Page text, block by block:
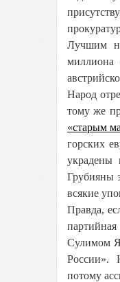
Лучшим
Народ
тому же
«старым
горских
украдены
Грубияны
всякие
Правда,
Сулимом
России».
потому